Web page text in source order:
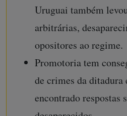
Uruguai também
arbitrárias,
opositores ao regime.
Promotoria tem
de crimes da ditadura
encontrado respostas